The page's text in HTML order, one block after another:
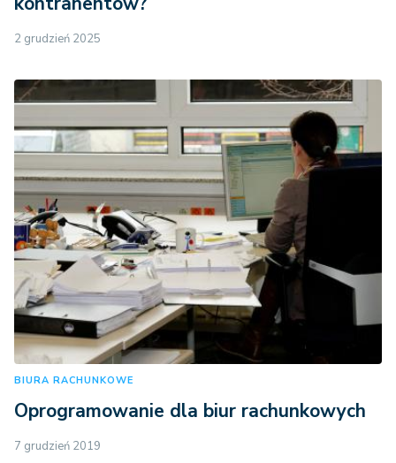
2 grudzień 2025
BIURA RACHUNKOWE
Oprogramowanie dla biur rachunkowych
7 grudzień 2019